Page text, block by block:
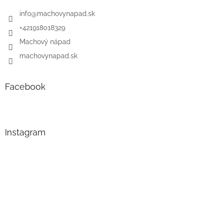
info@machovynapad.sk
+421918018329
Machový nápad
machovynapad.sk
Facebook
Instagram